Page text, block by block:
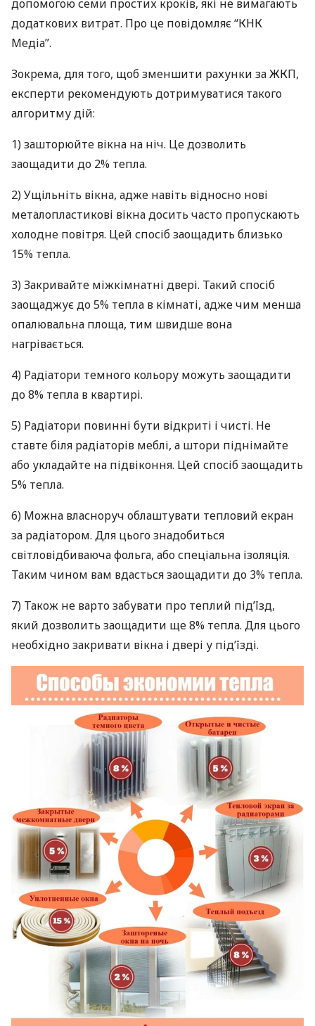
допомогою семи простих кроків, які не вимагають
додаткових витрат. Про це повідомляє “КНК
Медіа”.
Зокрема, для того, щоб зменшити рахунки заЖКП,
експерти рекомендують дотримуватися такого
алгоритму дій:
1) зашторюйте вікна на ніч. Це дозволить
заощадити до 2% тепла.
2) Ущільніть вікна, адже навіть відносно нові
металопластикові вікна досить часто пропускають
холодне повітря. Цей спосіб заощадить близько
15% тепла.
3) Закривайте міжкімнатні двері. Такий спосіб
заощаджує до 5% тепла в кімнаті, адже чим менша
опалювальна площа, тим швидше вона
нагрівається.
4) Радіатори темного кольору можуть заощадити
до 8% тепла в квартирі.
5) Радіатори повинні бути відкриті і чисті. Не
ставте біля радіаторів меблі, а штори піднімайте
або укладайте на підвіконня. Цей спосіб заощадить
5% тепла.
6) Можна власноруч облаштувати тепловий екран
за радіатором. Для цього знадобиться
світловідбиваюча фольга, або спеціальна ізоляція.
Таким чином вам вдасться заощадити до 3% тепла.
7) Також не варто забувати про теплий під’їзд,
який дозволить заощадити ще 8% тепла. Для цього
необхідно закривати вікна і двері у під’їзді.